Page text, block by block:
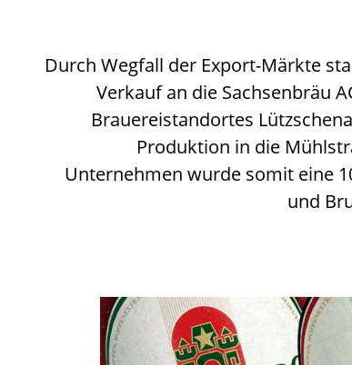
Durch Wegfall der Export-Märkte
Verkauf an die Sachsenbräu
Brauereistandortes
Produktion in die
Unternehmen wurde somit eine
und